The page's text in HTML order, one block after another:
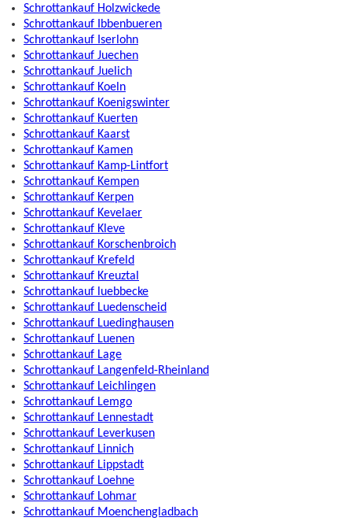
Schrottankauf Holzwickede
Schrottankauf Ibbenbueren
Schrottankauf Iserlohn
Schrottankauf Juechen
Schrottankauf Juelich
Schrottankauf Koeln
Schrottankauf Koenigswinter
Schrottankauf Kuerten
Schrottankauf Kaarst
Schrottankauf Kamen
Schrottankauf Kamp-Lintfort
Schrottankauf Kempen
Schrottankauf Kerpen
Schrottankauf Kevelaer
Schrottankauf Kleve
Schrottankauf Korschenbroich
Schrottankauf Krefeld
Schrottankauf Kreuztal
Schrottankauf luebbecke
Schrottankauf Luedenscheid
Schrottankauf Luedinghausen
Schrottankauf Luenen
Schrottankauf Lage
Schrottankauf Langenfeld-Rheinland
Schrottankauf Leichlingen
Schrottankauf Lemgo
Schrottankauf Lennestadt
Schrottankauf Leverkusen
Schrottankauf Linnich
Schrottankauf Lippstadt
Schrottankauf Loehne
Schrottankauf Lohmar
Schrottankauf Moenchengladbach